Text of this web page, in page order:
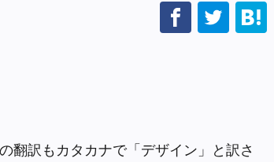
翻訳もカタカナで「デザイン」と訳さ